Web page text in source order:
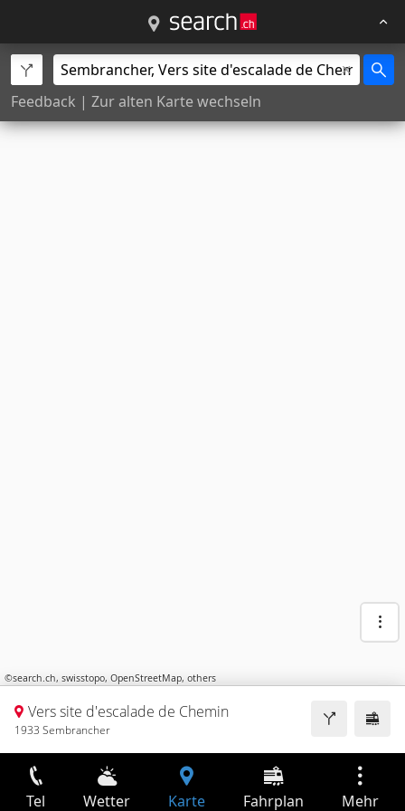
Feedback | Zur alten Karte wechseln
©search.ch, swisstopo, OpenStreetMap, others
Vers site d'escalade de Chemin
1933 Sembrancher
Tel Wetter Karte Fahrplan Mehr